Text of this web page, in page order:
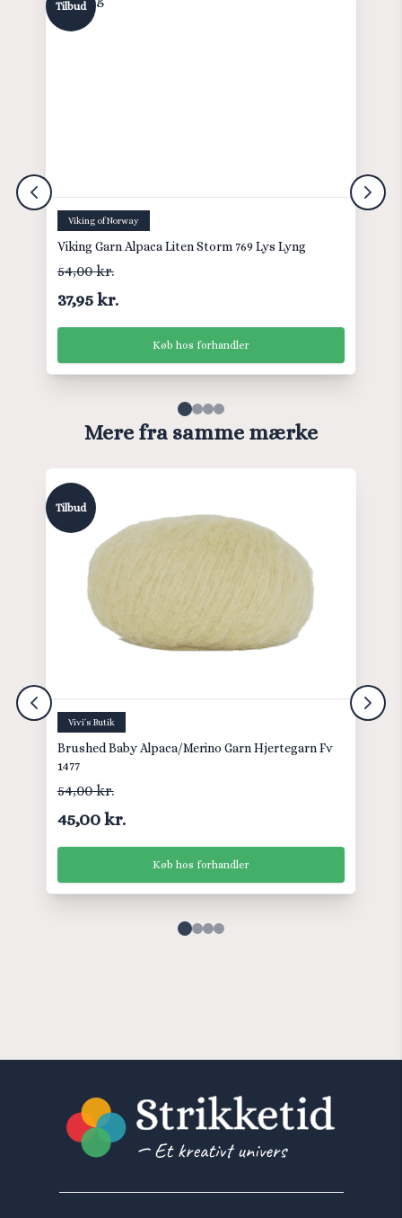
Tilbud
Viking of Norway
Viking Garn Alpaca Liten Storm 769 Lys Lyng
54,00 kr.
37,95 kr.
Køb hos forhandler
Mere fra samme mærke
Tilbud
Vivi´s Butik
Brushed Baby Alpaca/Merino Garn Hjertegarn Fv
1477
54,00 kr.
45,00 kr.
Køb hos forhandler